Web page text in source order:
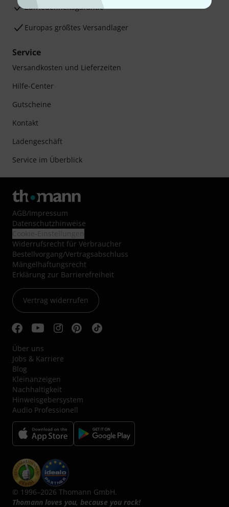
Zufriedenheitsgarantie
Europas größtes Versandlager
Service
Versandkosten und Lieferzeiten
Hilfe-Center
Gutscheine
Kontakt
Ladengeschäft
Service im Überblick
AGB/Impressum
Datenschutzhinweise
Widerrufsrecht für Verbraucher
Bestellvorgang/Vertragsabschluss
Mängelhaftungsrecht
Erklärung zur Barrierefreiheit
Vertrag widerrufen
Über uns
Jobs & Karriere
Blog
Kleinanzeigen
Nachhaltigkeit
Hinweisgebersystem
Audio Professionell
© 1996–2026 Thomann GmbH.
Thomann loves you, because you rock!